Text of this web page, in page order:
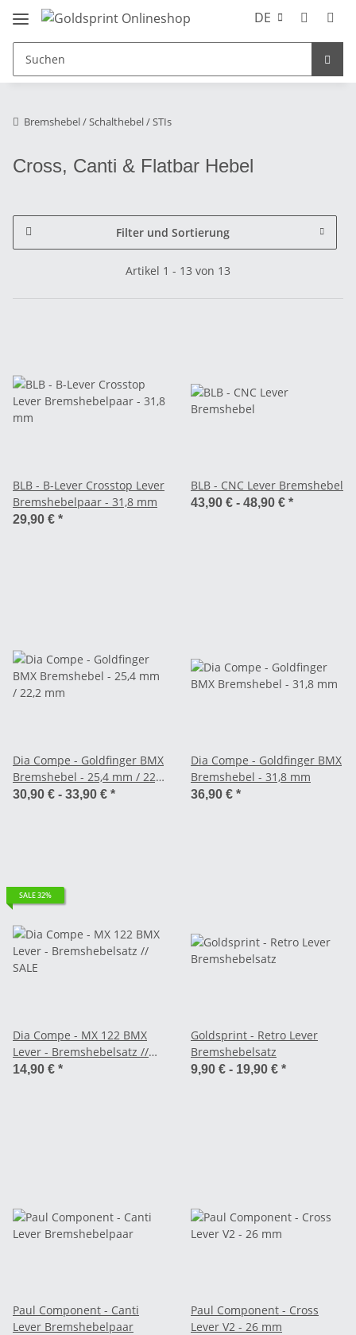
DE
Bremshebel / Schalthebel / STIs
Cross, Canti & Flatbar Hebel
Filter und Sortierung
Artikel 1 - 13 von 13
BLB - B-Lever Crosstop Lever
Bremshebelpaar - 31,8 mm
29,90 € *
BLB - CNC Lever Bremshebel
43,90 € - 48,90 € *
Dia Compe - Goldfinger BMX
Bremshebel - 25,4 mm / 22,2
mm
30,90 € - 33,90 € *
Dia Compe - Goldfinger BMX
Bremshebel - 31,8 mm
36,90 € *
SALE 32%
Dia Compe - MX 122 BMX
Lever - Bremshebelsatz //
SALE
14,90 € *
Goldsprint - Retro Lever
Bremshebelsatz
9,90 € - 19,90 € *
Paul Component - Canti
Lever Bremshebelpaar
Paul Component - Cross
Lever V2 - 26 mm